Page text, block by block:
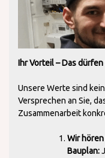
Ihr Vorteil – Das
Unsere Werte sind
Versprechen an Sie,
Zusammenarbeit
Wir
Bauplan: